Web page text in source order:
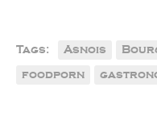
Tags: Asnois
foodporn